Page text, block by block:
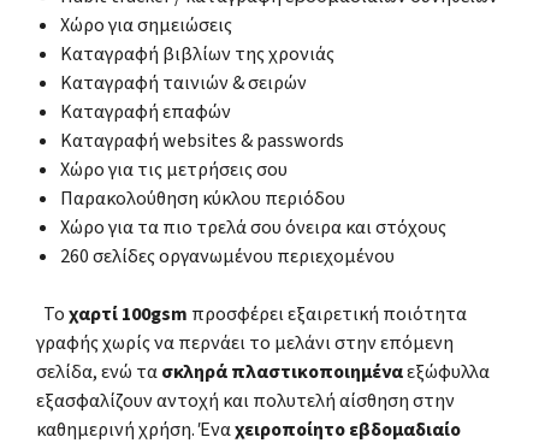
Χώρο για σημειώσεις
Καταγραφή βιβλίων της χρονιάς
Καταγραφή ταινιών & σειρών
Καταγραφή επαφών
Καταγραφή websites & passwords
Χώρο για τις μετρήσεις σου
Παρακολούθηση κύκλου περιόδου
Χώρο για τα πιο τρελά σου όνειρα και στόχους
260 σελίδες οργανωμένου περιεχομένου
Τοχαρτί 100gsm προσφέρει εξαιρετική ποιότητα
γραφής χωρίς να περνάει το μελάνι στην επόμενη
σελίδα, ενώ τασκληρά πλαστικοποιημέναεξώφυλλα
εξασφαλίζουν αντοχή και πολυτελή αίσθηση στην
καθημερινή χρήση. Έναχειροποίητο εβδομαδιαίο